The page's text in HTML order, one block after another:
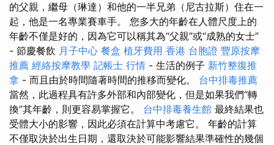
的父親，繼母（琳達）和他的一半兄弟（尼古拉斯）住在一
起，他是一名專業賽車手。 您多大的年齡在人體尺度上的
年齡不僅是好的，因為它可以稱其為“父親”或“成熟的女士”
- 節慶餐飲 月子中心 餐盒 植牙費用 香港 台胞證 豐原按摩
推薦 經絡按摩教學 記帳士 行情 - 生活的例子 新竹整復推
拿 - 而且由於時間隨著時間的推移而變化。 台中排毒推薦
當然，此過程具有許多外部和內部變化，但是如果我們“轉
換”其年齡，則更容易掌握它。 台中排毒養生館 最終結果也
受體大小的影響，因此必須在計算中考慮它。 年齡的計算
不僅取決於出生日期，還取決於可能影響結果準確性的幾個